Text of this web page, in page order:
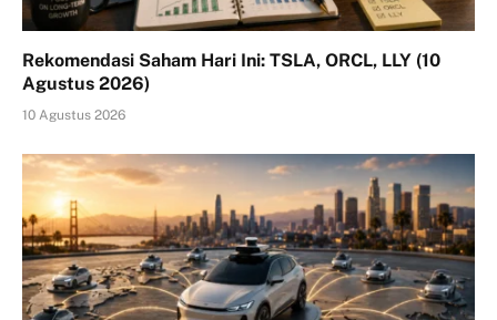
Rekomendasi Saham Hari Ini: TSLA, ORCL, LLY (10
Agustus 2026)
10 Agustus 2026